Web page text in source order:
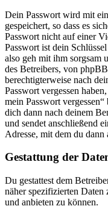
Dein Passwort wird mit
gespeichert, so dass es
Passwort nicht auf einer
Passwort ist dein
also geh mit ihm sorgsam
des Betreibers, von
berechtigterweise nach
Passwort vergessen
mein Passwort
dich dann nach deinem
und sendet anschließend
Adresse, mit dem du
Gestattung der
Du gestattest dem
näher spezifizierten Daten
und anbieten zu können.